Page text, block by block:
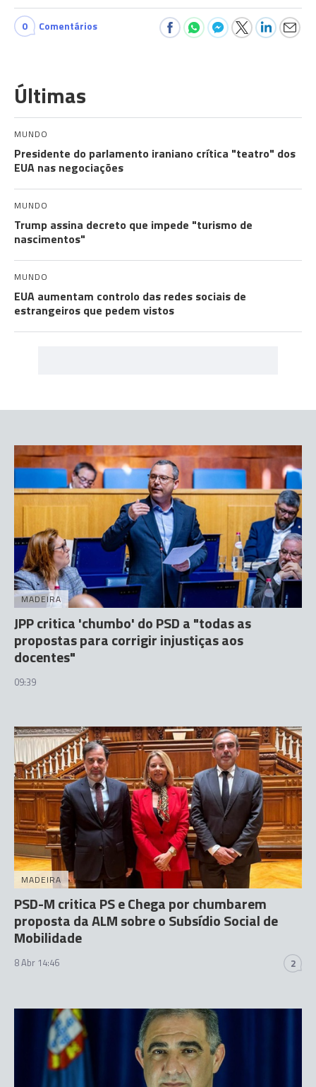
0 Comentários
Últimas
MUNDO
Presidente do parlamento iraniano crítica "teatro" dos
EUA nas negociações
MUNDO
Trump assina decreto que impede "turismo de
nascimentos"
MUNDO
EUA aumentam controlo das redes sociais de
estrangeiros que pedem vistos
MADEIRA
JPP critica 'chumbo' do PSD a "todas as
propostas para corrigir injustiças aos
docentes"
09:39
MADEIRA
PSD-M critica PS e Chega por chumbarem
proposta da ALM sobre o Subsídio Social de
Mobilidade
8 Abr 14:46 2